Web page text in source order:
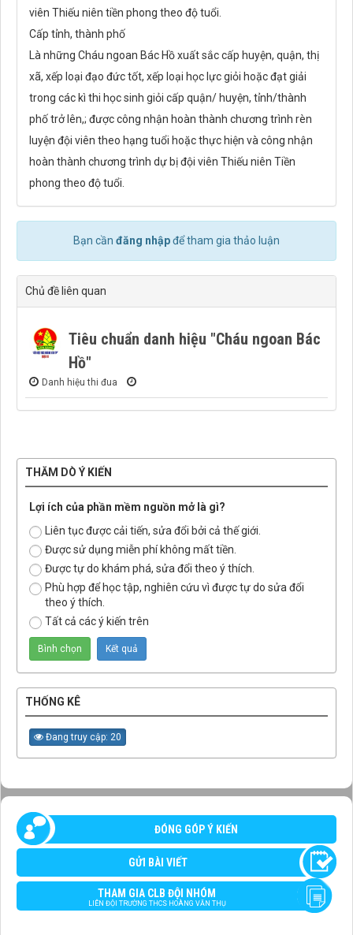
viên Thiếu niên tiền phong theo độ tuổi.
Cấp tỉnh, thành phố
Là những Cháu ngoan Bác Hồ xuất sắc cấp huyện, quận, thị
xã, xếp loại đạo đức tốt, xếp loại học lực giỏi hoặc đạt giải
trong các kì thi học sinh giỏi cấp quận/ huyện, tỉnh/thành
phố trở lên,; được công nhận hoàn thành chương trình rèn
luyện đội viên theo hạng tuổi hoặc thực hiện và công nhận
hoàn thành chương trình dự bị đội viên Thiếu niên Tiền
phong theo độ tuổi.
Bạn cần đăng nhậpđể tham gia thảo luận
Chủ đề liên quan
Tiêu chuẩn danh hiệu "Cháu ngoan Bác
Hồ"
Danh hiệu thi đua
THĂM DÒ Ý KIẾN
Lợi ích của phần mềm nguồn mở là gì?
Liên tục được cải tiến, sửa đổi bởi cả thế giới.
Được sử dụng miễn phí không mất tiền.
Được tự do khám phá, sửa đổi theo ý thích.
Phù hợp để học tập, nghiên cứu vì được tự do sửa đổi
theo ý thích.
Tất cả các ý kiến trên
THỐNG KÊ
Đang truy cập: 20
ĐÓNG GÓP Ý KIẾN
GỬI BÀI VIẾT
THAM GIA CLB ĐỘI NHÓM
LIÊN ĐỘI TRƯỜNG THCS HOÀNG VĂN THỤ